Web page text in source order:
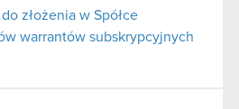
złożenia w Spółce
warrantów subskrypcyjnych